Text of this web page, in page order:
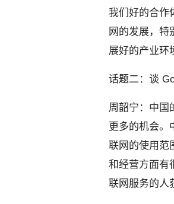
我们好的合作
网的发展，特
展好的产业环
话题二：谈
周韶宁：中国
更多的机会。
联网的使用范
和经营方面有
联网服务的人